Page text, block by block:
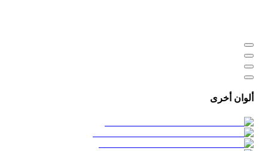
ألوان أخرى